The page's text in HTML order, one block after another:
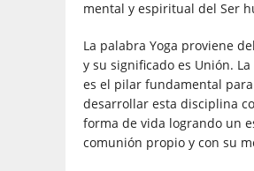
mental y espiritual del Ser
La palabra Yoga proviene
y su significado es Unión.
es el pilar fundamental para
desarrollar esta disciplina
forma de vida logrando un
comunión propio y con su